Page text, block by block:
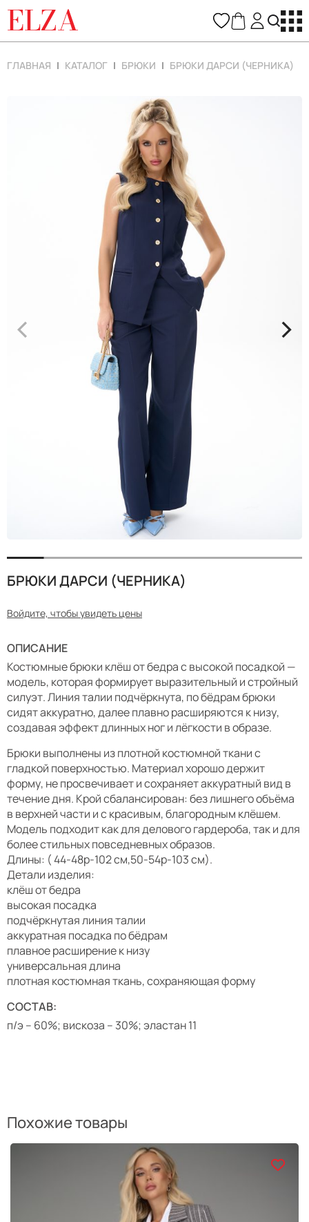
ELZA
ГЛАВНАЯ КАТАЛОГ БРЮКИ БРЮКИ ДАРСИ (ЧЕРНИКА)
< >
БРЮКИ ДАРСИ (ЧЕРНИКА)
Войдите, чтобы увидеть цены
ОПИСАНИЕ
Костюмные брюки клёш от бедра с высокой посадкой —
модель, которая формирует выразительный и стройный
силуэт. Линия талии подчёркнута, по бёдрам брюки
сидят аккуратно, далее плавно расширяются к низу,
создавая эффект длинных ног и лёгкости в образе.
Брюки выполнены из плотной костюмной ткани с
гладкой поверхностью. Материал хорошо держит
форму, не просвечивает и сохраняет аккуратный вид в
течение дня. Крой сбалансирован: без лишнего объёма
в верхней части и с красивым, благородным клёшем.
Модель подходит как для делового гардероба, так и для
более стильных повседневных образов.
Длины: ( 44-48р-102 см,50-54р-103 см).
Детали изделия:
клёш от бедра
высокая посадка
подчёркнутая линия талии
аккуратная посадка по бёдрам
плавное расширение к низу
универсальная длина
плотная костюмная ткань, сохраняющая форму
СОСТАВ:
п/э – 60%; вискоза – 30%; эластан 11
Похожие товары